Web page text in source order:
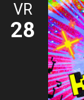
VR
28